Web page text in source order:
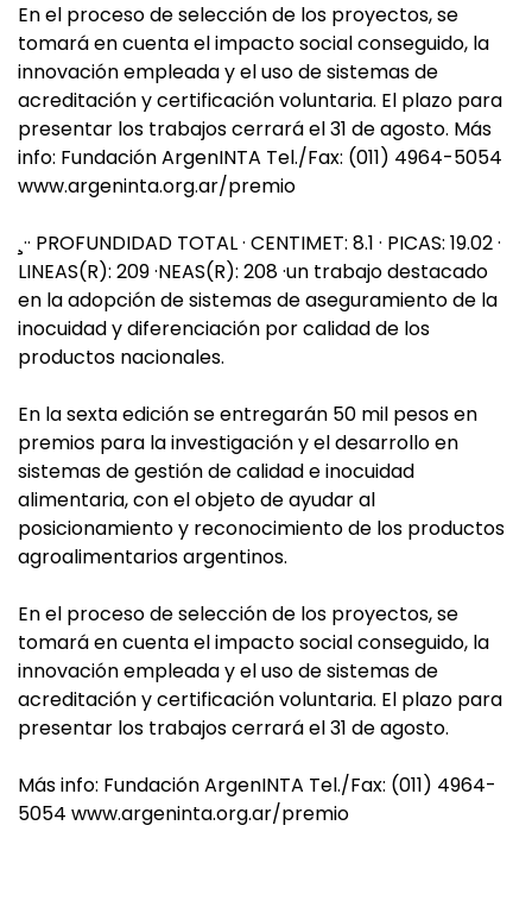
En el proceso de selección de los proyectos, se
tomará en cuenta el impacto social conseguido, la
innovación empleada y el uso de sistemas de
acreditación y certificación voluntaria. El plazo para
presentar los trabajos cerrará el 31 de agosto. Más
info: Fundación ArgenINTA Tel./Fax: (011) 4964-5054
www.argeninta.org.ar/premio
¸·· PROFUNDIDAD TOTAL · CENTIMET: 8.1 · PICAS: 19.02 ·
LINEAS(R): 209 ·NEAS(R): 208 ·un trabajo destacado
en la adopción de sistemas de aseguramiento de la
inocuidad y diferenciación por calidad de los
productos nacionales.
En la sexta edición se entregarán 50 mil pesos en
premios para la investigación y el desarrollo en
sistemas de gestión de calidad e inocuidad
alimentaria, con el objeto de ayudar al
posicionamiento y reconocimiento de los productos
agroalimentarios argentinos.
En el proceso de selección de los proyectos, se
tomará en cuenta el impacto social conseguido, la
innovación empleada y el uso de sistemas de
acreditación y certificación voluntaria. El plazo para
presentar los trabajos cerrará el 31 de agosto.
Más info: Fundación ArgenINTA Tel./Fax: (011) 4964-
5054 www.argeninta.org.ar/premio